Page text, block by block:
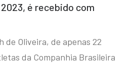
é recebido com
de Oliveira, de apenas 22
da Companhia Brasileira